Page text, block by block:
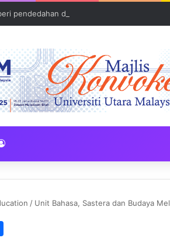
pendedahan dunia korporat kepada
/ Unit Bahasa, Sastera dan Budaya